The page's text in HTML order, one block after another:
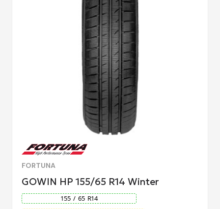
FORTUNA
GOWIN HP 155/65 R14 Winter
155 / 65 R14